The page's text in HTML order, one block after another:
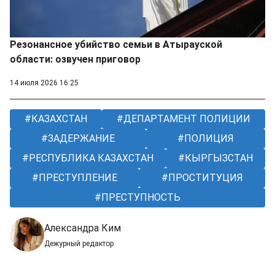
Резонансное убийство семьи в Атырауской
области: озвучен приговор
14 июля 2026 16:25
КАЗАХСТАН
ДЕПАРТАМЕНТ ПОЛИЦИИ
ЗАДЕРЖАНИЕ
ПОЛИЦИЯ
РЕСПУБЛИКА КАЗАХСТАН
КЫРГЫЗСТАН
ПРЕСТУПЛЕНИЕ
ПРОСТИТУЦИЯ
ПРЕСТУПНОСТЬ
Александра Ким
Дежурный редактор